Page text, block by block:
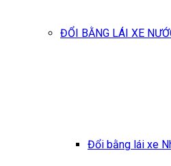
ĐỔI BẰNG LÁI XE
Đổi bằng lái xe